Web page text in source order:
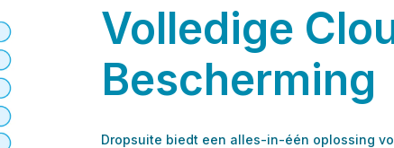
Volledige
Bescherming
Dropsuite biedt een alles-in-één oplossing